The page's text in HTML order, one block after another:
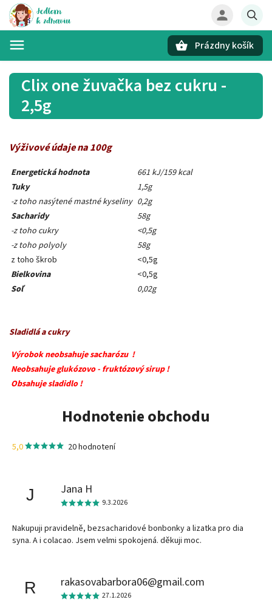
Prázdny košík
Clix one žuvačka bez cukru -
2,5g
Výživové údaje na 100g
Energetická hodnota
661 kJ/159 kcal
Tuky
1,5g
-z toho nasýtené mastné kyseliny 0,2g
Sacharidy
58g
-z toho cukry
<0,5g
-z toho polyoly
58g
z toho škrob
<0,5g
Bielkovina
<0,5g
Soľ
0,02g
Sladidlá a cukry
Výrobok neobsahuje sacharózu !
Neobsahuje glukózovo - fruktózový sirup !
Obsahuje sladidlo !
Hodnotenie obchodu
5,0 20 hodnotení
J Jana H
9.3.2026
Nakupuji pravidelně, bezsacharidové bonbonky a lizatka pro dia
syna. A i colacao. Jsem velmi spokojená. děkuji moc.
R rakasovabarbora06@gmail.com
27.1.2026